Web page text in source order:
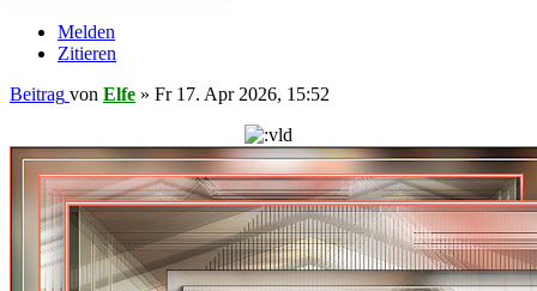
Melden
Zitieren
Beitrag von Elfe » Fr 17. Apr 2026, 15:52